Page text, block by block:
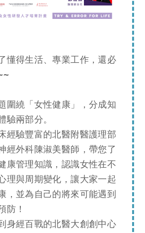
懂得生活、專業工作，還必
圍繞「女性健康」，分成知
驗兩部分。
經驗豐富的北醫附醫護理部
經外科陳淑美醫師，帶您了
康管理知識，認識女性在不
理與周期變化，讓大家一起
，並為自己的將來可能遇到
防！
身經百戰的北醫大創創中心